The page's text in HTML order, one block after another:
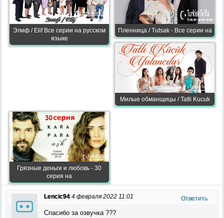
Элиф / Elif Все серии на русском
языке
Пленница / Tutsak - Все серии на
Милые обманщицы / Tatli Kucuk
Грязные деньги и любовь - 30
серия на
Lencic94 4 февраля 2022 11:01 Ответить
Спасибо за озвучка ???